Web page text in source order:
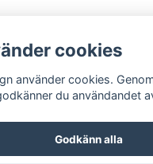
cookies
använder cookies.
du användandet
Godkänn alla